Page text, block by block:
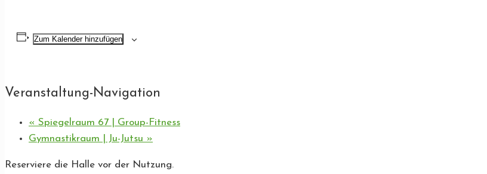
Zum Kalender hinzufügen
Veranstaltung-Navigation
« Spiegelraum 67 | Group-Fitness
Gymnastikraum | Ju-Jutsu »
Reserviere die Halle vor der Nutzung.